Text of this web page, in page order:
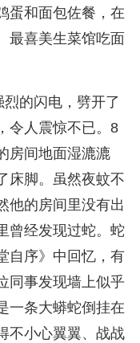
蛋和面包佐餐，在
最喜美生菜馆吃面
的闪电，劈开了
令人震惊不已。8
房间地面湿漉漉
床脚。虽然夜蚊不
的房间里没有出
曾经发现过蛇。蛇
自序》中回忆，有
同事发现墙上似乎
一条大蟒蛇倒挂在
不小心翼翼、战战